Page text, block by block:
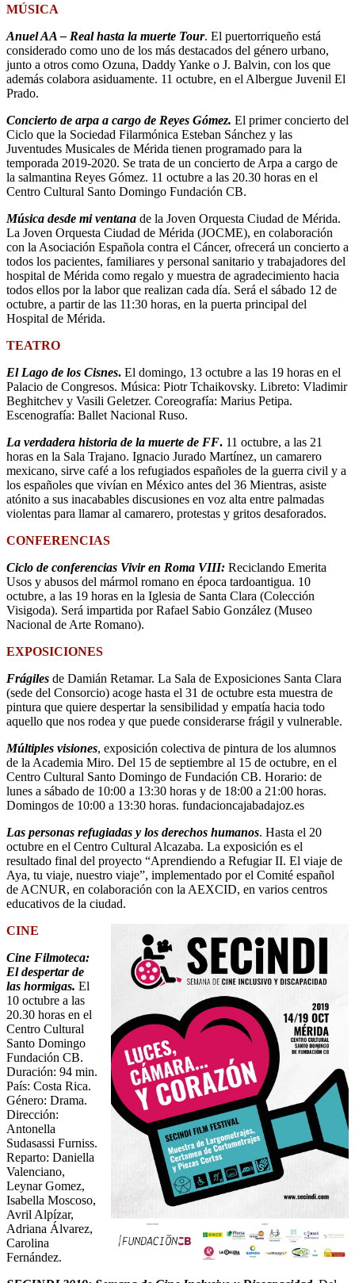
MÚSICA
Anuel AA – Real hasta la muerte Tour. El puertorriqueño está
considerado como uno de los más destacados del género urbano,
junto a otros como Ozuna, Daddy Yanke o J. Balvin, con los que
además colabora asiduamente. 11 octubre, en el Albergue Juvenil El
Prado.
Concierto de arpa a cargo de Reyes Gómez. El primer concierto del
Ciclo que la Sociedad Filarmónica Esteban Sánchez y las
Juventudes Musicales de Mérida tienen programado para la
temporada 2019-2020. Se trata de un concierto de Arpa a cargo de
la salmantina Reyes Gómez. 11 octubre a las 20.30 horas en el
Centro Cultural Santo Domingo Fundación CB.
Música desde mi ventana de la Joven Orquesta Ciudad de Mérida.
La Joven Orquesta Ciudad de Mérida (JOCME), en colaboración
con la Asociación Española contra el Cáncer, ofrecerá un concierto a
todos los pacientes, familiares y personal sanitario y trabajadores del
hospital de Mérida como regalo y muestra de agradecimiento hacia
todos ellos por la labor que realizan cada día. Será el sábado 12 de
octubre, a partir de las 11:30 horas, en la puerta principal del
Hospital de Mérida.
TEATRO
El Lago de los Cisnes. El domingo, 13 octubre a las 19 horas en el
Palacio de Congresos. Música: Piotr Tchaikovsky. Libreto: Vladimir
Beghitchev y Vasili Geletzer. Coreografía: Marius Petipa.
Escenografía: Ballet Nacional Ruso.
La verdadera historia de la muerte de FF. 11 octubre, a las 21
horas en la Sala Trajano. Ignacio Jurado Martínez, un camarero
mexicano, sirve café a los refugiados españoles de la guerra civil y a
los españoles que vivían en México antes del 36 Mientras, asiste
atónito a sus inacabables discusiones en voz alta entre palmadas
violentas para llamar al camarero, protestas y gritos desaforados.
CONFERENCIAS
Ciclo de conferencias Vivir en Roma VIII: Reciclando Emerita
Usos y abusos del mármol romano en época tardoantigua. 10
octubre, a las 19 horas en la Iglesia de Santa Clara (Colección
Visigoda). Será impartida por Rafael Sabio González (Museo
Nacional de Arte Romano).
EXPOSICIONES
Frágiles de Damián Retamar. La Sala de Exposiciones Santa Clara
(sede del Consorcio) acoge hasta el 31 de octubre esta muestra de
pintura que quiere despertar la sensibilidad y empatía hacia todo
aquello que nos rodea y que puede considerarse frágil y vulnerable.
Múltiples visiones, exposición colectiva de pintura de los alumnos
de la Academia Miro. Del 15 de septiembre al 15 de octubre, en el
Centro Cultural Santo Domingo de Fundación CB. Horario: de
lunes a sábado de 10:00 a 13:30 horas y de 18:00 a 21:00 horas.
Domingos de 10:00 a 13:30 horas. fundacioncajabadajoz.es
Las personas refugiadas y los derechos humanos. Hasta el 20
octubre en el Centro Cultural Alcazaba. La exposición es el
resultado final del proyecto “Aprendiendo a Refugiar II. El viaje de
Aya, tu viaje, nuestro viaje”, implementado por el Comité español
de ACNUR, en colaboración con la AEXCID, en varios centros
educativos de la ciudad.
CINE
Cine Filmoteca:
El despertar de
las hormigas. El
10 octubre a las
20.30 horas en el
Centro Cultural
Santo Domingo
Fundación CB.
Duración: 94 min.
País: Costa Rica.
Género: Drama.
Dirección:
Antonella
Sudasassi Furniss.
Reparto: Daniella
Valenciano,
Leynar Gomez,
Isabella Moscoso,
Avril Alpízar,
Adriana Álvarez,
Carolina
Fernández.